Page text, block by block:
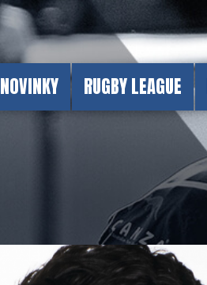
NOVINKY RUGBY LEAGUE